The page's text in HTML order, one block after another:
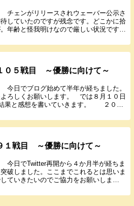
チェンがリリースされウェーバー公示さ
していたのですが残念です。どこかに拾
年齢と怪我明けなので厳しい状況です
５戦目 ～優勝に向けて～
今日でブログ始めて半年が経ちました。
ろしくお願いします。 では８月１０日
果と感想を書いていきます。 ２０２
１戦目 ～優勝に向けて～
今日でTwitter再開から４か月半が経ちま
破しました。ここまでこれるとは思いま
ていきたいのでご協力をお願いしま